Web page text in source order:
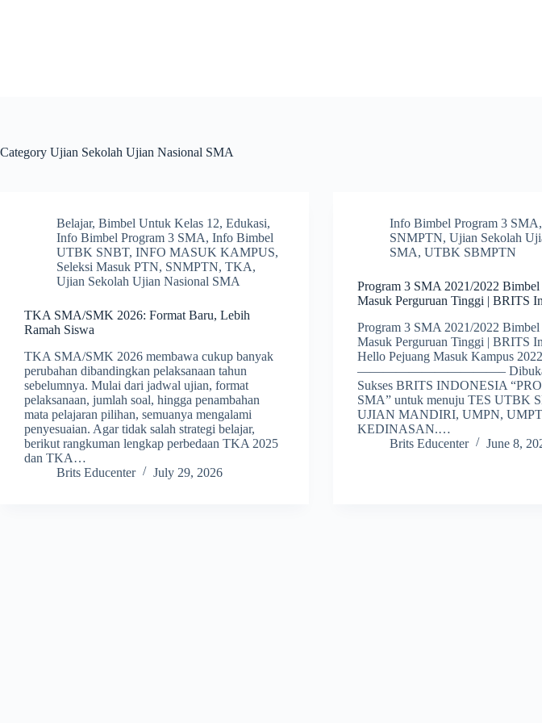
Category Ujian Sekolah Ujian Nasional SMA
Belajar, Bimbel Untuk Kelas 12, Edukasi,
Info Bimbel Program 3 SMA, Info Bimbel
UTBK SNBT, INFO MASUK KAMPUS,
Seleksi Masuk PTN, SNMPTN, TKA,
Ujian Sekolah Ujian Nasional SMA
TKA SMA/SMK 2026: Format Baru, Lebih
Ramah Siswa
TKA SMA/SMK 2026 membawa cukup banyak
perubahan dibandingkan pelaksanaan tahun
sebelumnya. Mulai dari jadwal ujian, format
pelaksanaan, jumlah soal, hingga penambahan
mata pelajaran pilihan, semuanya mengalami
penyesuaian. Agar tidak salah strategi belajar,
berikut rangkuman lengkap perbedaan TKA 2025
dan TKA…
Brits Educenter
July 29, 2026
Info Bimbel Program 3 SMA,
SNMPTN,Ujian Sekolah
SMA,UTBK SBMPTN
Program 3 SMA 2021/2022 Bimbel
Masuk Perguruan Tinggi | BRITS
Program 3 SMA 2021/2022 Bimbel
Masuk Perguruan Tinggi | BRITS
Hello Pejuang Masuk Kampus
———————————– Dibuka
Sukses BRITS INDONESIA
SMA” untuk menuju TES UTBK
UJIAN MANDIRI, UMPN,
KEDINASAN.…
Brits Educenter
June 8,